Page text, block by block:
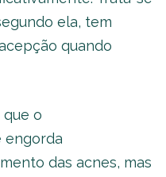
ela, tem
quando
que o
engorda
das acnes, mas